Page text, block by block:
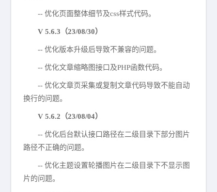
-- 优化页面整体细节及css样式代码。
V 5.6.3（23/08/30）
-- 优化版本升级后导致不兼容的问题。
-- 优化文章缩略图接口及PHP函数代码。
-- 优化文章页采集或复制文章代码导致不能自动
换行的问题。
V 5.6.2（23/08/04）
-- 优化后台默认接口路径在二级目录下部分图片
路径不正确的问题。
-- 优化主题设置轮播图片在二级目录下不显示图
片的问题。